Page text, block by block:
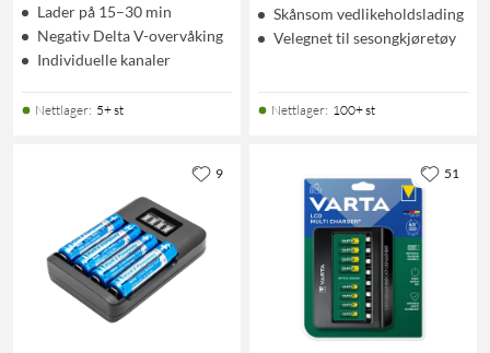
Lader på 15–30 min
Negativ Delta V-overvåking
Individuelle kanaler
Nettlager: 5+ st
Skånsom vedlikeholdslading
Velegnet til sesongkjøretøy
Nettlager: 100+ st
9 51